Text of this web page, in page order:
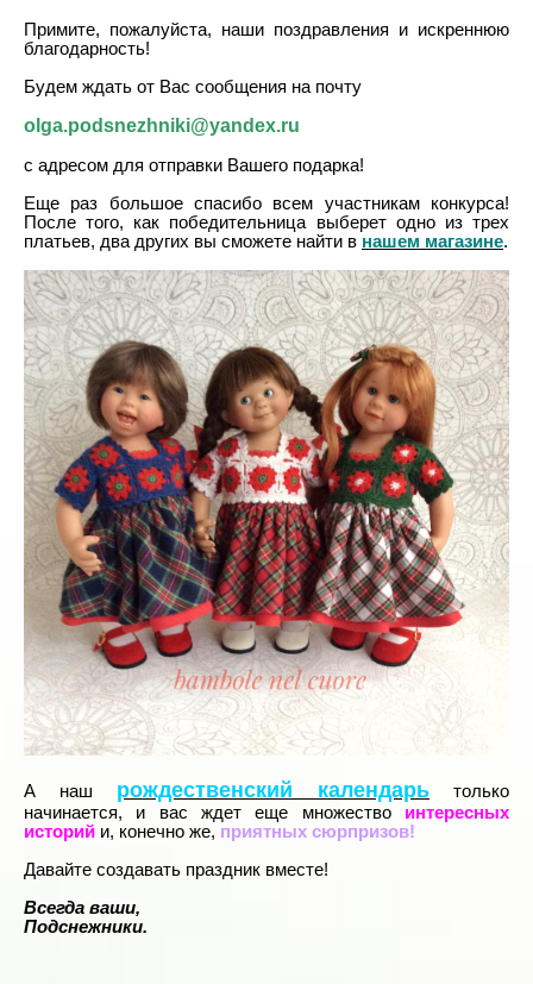
Примите, пожалуйста, наши поздравления и искреннюю
благодарность!
Будем ждать от Вас сообщения на почту
olga.podsnezhniki@yandex.ru
с адресом для отправки Вашего подарка!
Еще раз большое спасибо всем участникам конкурса!
После того, как победительница выберет одно из трех
платьев, два других вы сможете найти в нашем магазине.
А наш рождественский календарь
только
начинается, и вас ждет еще множество интересных
историй и, конечно же, приятных сюрпризов!
Давайте создавать праздник вместе!
Всегда ваши,
Подснежники.